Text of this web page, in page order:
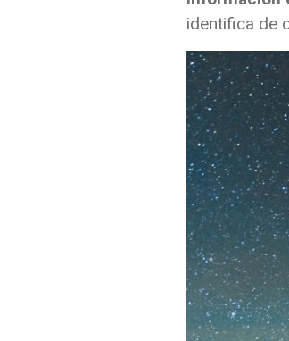
identifica de